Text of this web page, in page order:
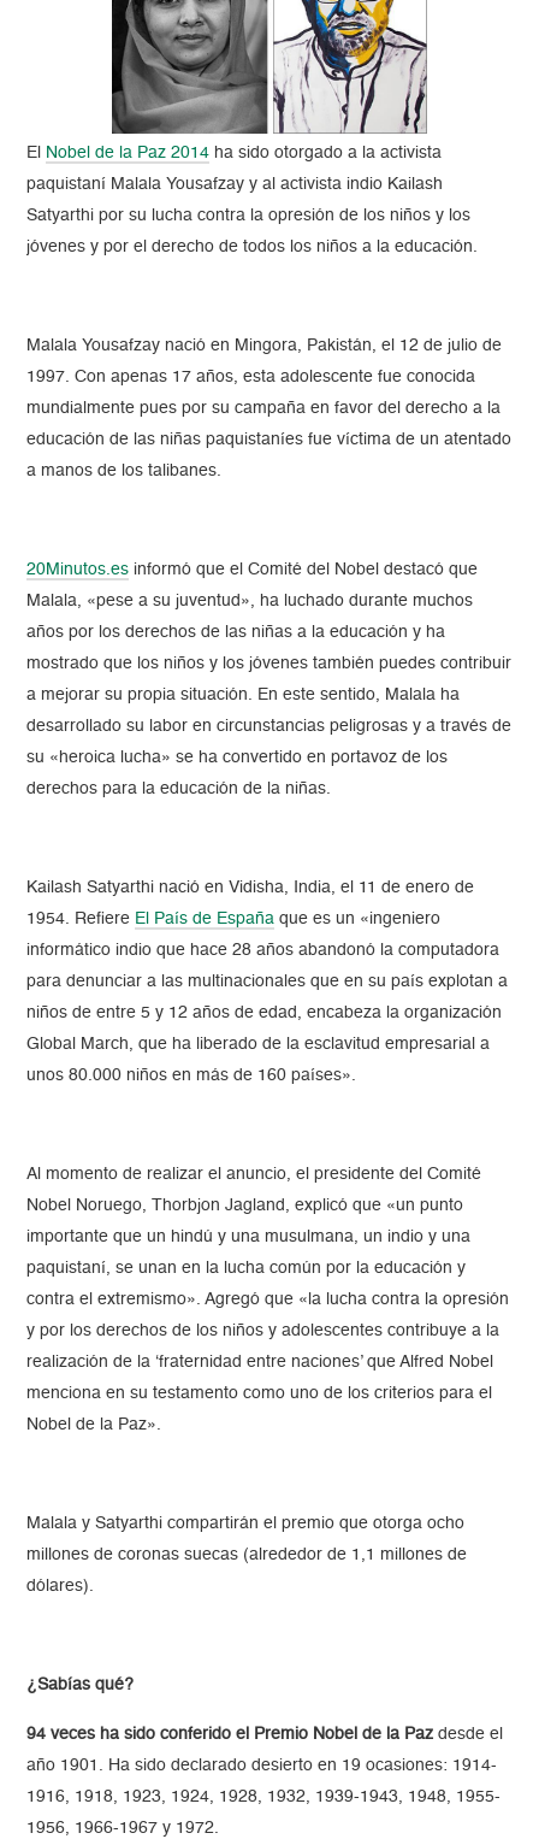
El Nobel de la Paz 2014 ha sido otorgado a la activista
paquistaní Malala Yousafzay y al activista indio Kailash
Satyarthi por su lucha contra la opresión de los niños y los
jóvenes y por el derecho de todos los niños a la educación.
Malala Yousafzay nació en Mingora, Pakistán, el 12 de julio de
1997. Con apenas 17 años, esta adolescente fue conocida
mundialmente pues por su campaña en favor del derecho a la
educación de las niñas paquistaníes fue víctima de un atentado
a manos de los talibanes.
20Minutos.es informó que el Comité del Nobel destacó que
Malala, «pese a su juventud», ha luchado durante muchos
años por los derechos de las niñas a la educación y ha
mostrado que los niños y los jóvenes también puedes contribuir
a mejorar su propia situación. En este sentido, Malala ha
desarrollado su labor en circunstancias peligrosas y a través de
su «heroica lucha» se ha convertido en portavoz de los
derechos para la educación de la niñas.
Kailash Satyarthi nació en Vidisha, India, el 11 de enero de
1954. Refiere El País de España que es un «ingeniero
informático indio que hace 28 años abandonó la computadora
para denunciar a las multinacionales que en su país explotan a
niños de entre 5 y 12 años de edad, encabeza la organización
Global March, que ha liberado de la esclavitud empresarial a
unos 80.000 niños en más de 160 países».
Al momento de realizar el anuncio, el presidente del Comité
Nobel Noruego, Thorbjon Jagland, explicó que «un punto
importante que un hindú y una musulmana, un indio y una
paquistaní, se unan en la lucha común por la educación y
contra el extremismo». Agregó que «la lucha contra la opresión
y por los derechos de los niños y adolescentes contribuye a la
realización de la ‘fraternidad entre naciones’ que Alfred Nobel
menciona en su testamento como uno de los criterios para el
Nobel de la Paz».
Malala y Satyarthi compartirán el premio que otorga ocho
millones de coronas suecas (alrededor de 1,1 millones de
dólares).
¿Sabías qué?
94 veces ha sido conferido el Premio Nobel de la Paz desde el
año 1901. Ha sido declarado desierto en 19 ocasiones: 1914-
1916, 1918, 1923, 1924, 1928, 1932, 1939-1943, 1948, 1955-
1956, 1966-1967 y 1972.